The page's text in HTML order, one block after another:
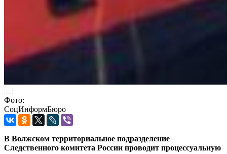
Фото:
СоцИнформБюро
В Волжском территориальное подразделение
Следственного комитета России проводит процессуальную